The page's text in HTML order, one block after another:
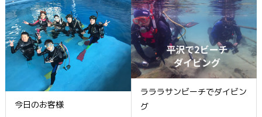
今日のお客様
ラララサンビーチでダイビン
グ